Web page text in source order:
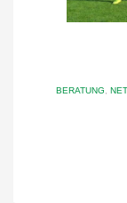
BERATUNG